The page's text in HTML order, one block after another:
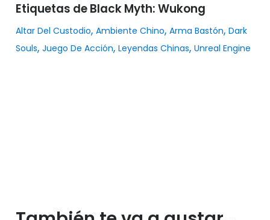
Etiquetas de Black Myth: Wukong
Altar Del Custodio, Ambiente Chino, Arma Bastón, Dark
Souls, Juego De Acción, Leyendas Chinas, Unreal Engine